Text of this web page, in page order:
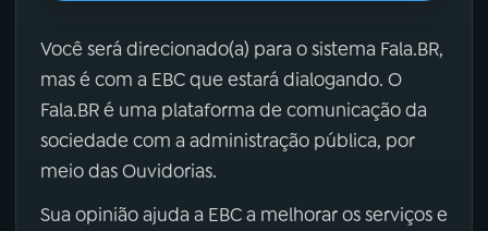
Você será direcionado(a) para o sistema Fala.BR,
mas é com a EBC que estará dialogando. O
Fala.BR é uma plataforma de comunicação da
sociedade com a administração pública, por
meio das Ouvidorias.
Sua opinião ajuda a EBC a melhorar os serviços e